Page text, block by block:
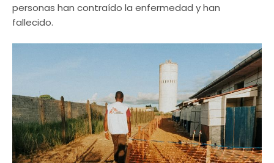
personas han contraído la enfermedad y han
fallecido.